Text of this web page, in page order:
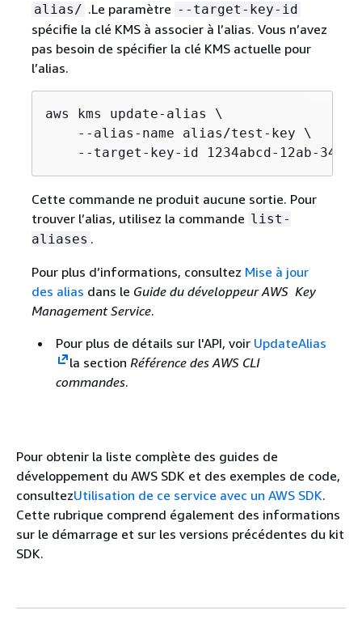
alias/ .Le paramètre --target-key-id
spécifie la clé KMS à associer à l’alias. Vous n’avez
pas besoin de spécifier la clé KMS actuelle pour
l’alias.
aws kms update-alias \
    --alias-name alias/test-key \
--target-key-id 1234abcd-12ab-
Cette commande ne produit aucune sortie. Pour
trouver l’alias, utilisez la commande list-
aliases .
Pour plus d’informations, consultez Mise à jour
des alias dans le Guide du développeur AWS Key
Management Service.
Pour plus de détails sur l'API, voir UpdateAlias
la sectionRéférence des AWS CLI
commandes.
Pour obtenir la liste complète des guides de
développement du AWS SDK et des exemples de code,
consultezUtilisation de ce service avec un AWS SDK.
Cette rubrique comprend également des informations
sur le démarrage et sur les versions précédentes du kit
SDK.